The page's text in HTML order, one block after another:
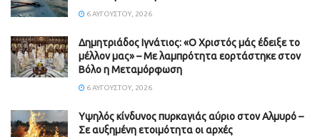
6 ΑΥΓΟΎΣΤΟΥ, 2026
Δημητριάδος Ιγνάτιος: «Ο Χριστός μάς έδειξε το
μέλλον μας» – Με λαμπρότητα εορτάστηκε στον
Βόλο η Μεταμόρφωση
6 ΑΥΓΟΎΣΤΟΥ, 2026
Υψηλός κίνδυνος πυρκαγιάς αύριο στον Αλμυρό –
Σε αυξημένη ετοιμότητα οι αρχές